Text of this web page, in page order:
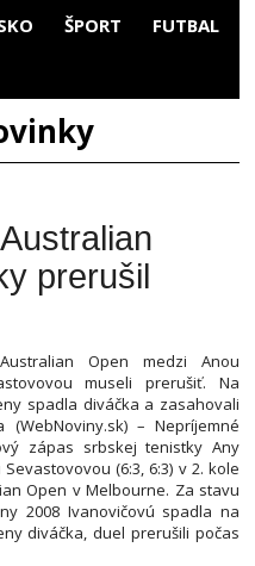
ŠPORT FUTBAL
prerušil
Open medzi Anou
museli prerušiť. Na
spadla diváčka a zasahovali
(WebNoviny.sk) – Nepríjemné
zápas srbskej tenistky Any
(6:3, 6:3) v 2. kole
Open v Melbourne. Za stavu
2008 Ivanovičovú spadla na
diváčka, duel prerušili počas